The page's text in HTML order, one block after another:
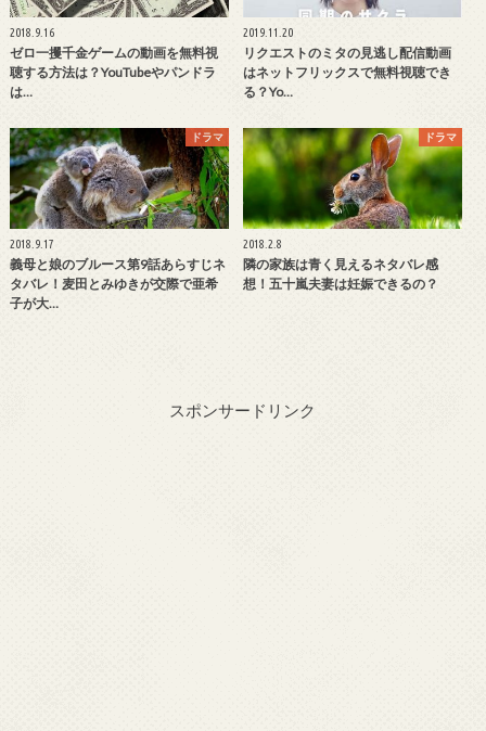
2018.9.16
ゼロ一攫千金ゲームの動画を無料視
聴する方法は？YouTubeやパンドラ
は…
2019.11.20
リクエストのミタの見逃し配信動画
はネットフリックスで無料視聴でき
る？Yo…
ドラマ
2018.9.17
義母と娘のブルース第9話あらすじネ
タバレ！麦田とみゆきが交際で亜希
子が大…
ドラマ
2018.2.8
隣の家族は青く見えるネタバレ感
想！五十嵐夫妻は妊娠できるの？
スポンサードリンク